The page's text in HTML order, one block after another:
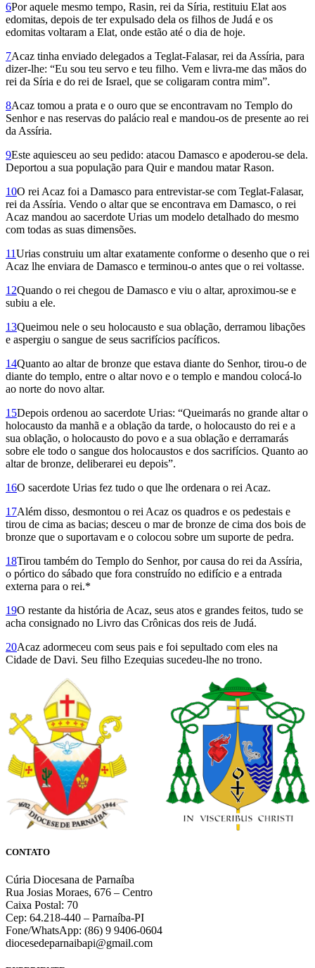
6Por aquele mesmo tempo, Rasin, rei da Síria, restituiu Elat aos
edomitas, depois de ter expulsado dela os filhos de Judá e os
edomitas voltaram a Elat, onde estão até o dia de hoje.
7Acaz tinha enviado delegados a Teglat-Falasar, rei da Assíria, para
dizer-lhe: “Eu sou teu servo e teu filho. Vem e livra-me das mãos do
rei da Síria e do rei de Israel, que se coligaram contra mim”.
8Acaz tomou a prata e o ouro que se encontravam no Templo do
Senhor e nas reservas do palácio real e mandou-os de presente ao rei
da Assíria.
9Este aquiesceu ao seu pedido: atacou Damasco e apoderou-se dela.
Deportou a sua população para Quir e mandou matar Rason.
10O rei Acaz foi a Damasco para entrevistar-se com Teglat-Falasar,
rei da Assíria. Vendo o altar que se encontrava em Damasco, o rei
Acaz mandou ao sacerdote Urias um modelo detalhado do mesmo
com todas as suas dimensões.
11Urias construiu um altar exatamente conforme o desenho que o rei
Acaz lhe enviara de Damasco e terminou-o antes que o rei voltasse.
12Quando o rei chegou de Damasco e viu o altar, aproximou-se e
subiu a ele.
13Queimou nele o seu holocausto e sua oblação, derramou libações
e aspergiu o sangue de seus sacrifícios pacíficos.
14Quanto ao altar de bronze que estava diante do Senhor, tirou-o de
diante do templo, entre o altar novo e o templo e mandou colocá-lo
ao norte do novo altar.
15Depois ordenou ao sacerdote Urias: “Queimarás no grande altar o
holocausto da manhã e a oblação da tarde, o holocausto do rei e a
sua oblação, o holocausto do povo e a sua oblação e derramarás
sobre ele todo o sangue dos holocaustos e dos sacrifícios. Quanto ao
altar de bronze, deliberarei eu depois”.
16O sacerdote Urias fez tudo o que lhe ordenara o rei Acaz.
17Além disso, desmontou o rei Acaz os quadros e os pedestais e
tirou de cima as bacias; desceu o mar de bronze de cima dos bois de
bronze que o suportavam e o colocou sobre um suporte de pedra.
18Tirou também do Templo do Senhor, por causa do rei da Assíria,
o pórtico do sábado que fora construído no edifício e a entrada
externa para o rei.*
19O restante da história de Acaz, seus atos e grandes feitos, tudo se
acha consignado no Livro das Crônicas dos reis de Judá.
20Acaz adormeceu com seus pais e foi sepultado com eles na
Cidade de Davi. Seu filho Ezequias sucedeu-lhe no trono.
CONTATO
Cúria Diocesana de Parnaíba
Rua Josias Moraes, 676 – Centro
Caixa Postal: 70
Cep: 64.218-440 – Parnaíba-PI
Fone/WhatsApp: (86) 9 9406-0604
diocesedeparnaibapi@gmail.com